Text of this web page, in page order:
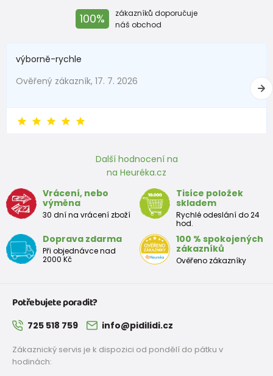
100%
zákazníků doporučuje
náš obchod
výborně-rychle
Ověřený zákazník, 17. 7. 2026
Další hodnocení na
na Heuréka.cz
Vrácení, nebo
výměna
30 dní na vrácení zboží
Tisíce položek
skladem
Rychlé odeslání do 24
hod.
Doprava zdarma
Při objednávce nad
2000 Kč
100 % spokojených
zákazníků
Ověřeno zákazníky
Potřebujete poradit?
725 518 759 info@pidilidi.cz
Zákaznický servis je k dispozici od pondělí do pátku v
hodinách: